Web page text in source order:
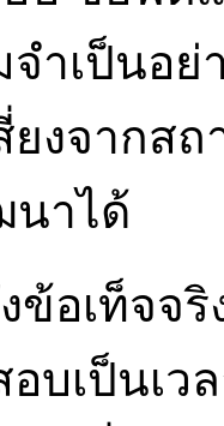
ำเป็นอ
ยงจากส
นาได้
ข้อเท็จจ
บเป็นเว